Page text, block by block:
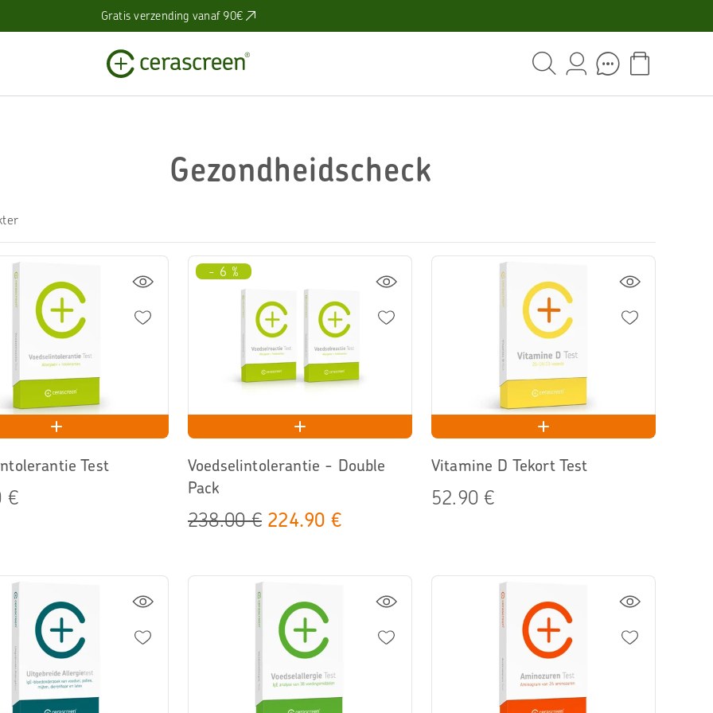
Gratis verzending vanaf 90€
Gezondheidscheck
Test
€
- 6 %
Voedselintolerantie - Double
Pack
238.00 € 224.90 €
Vitamine D Tekort Test
52.90 €